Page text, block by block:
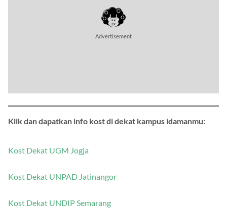
Advertisement
Klik dan dapatkan info kost di dekat kampus idamanmu:
Kost Dekat UGM Jogja
Kost Dekat UNPAD Jatinangor
Kost Dekat UNDIP Semarang